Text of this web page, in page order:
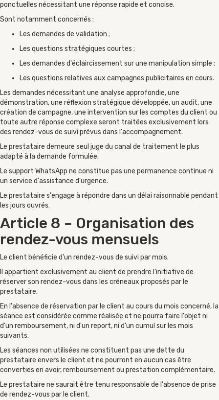
ponctuelles nécessitant une réponse rapide et concise.
Sont notamment concernés :
Les demandes de validation ;
Les questions stratégiques courtes ;
Les demandes d'éclaircissement sur une manipulation simple ;
Les questions relatives aux campagnes publicitaires en cours.
Les demandes nécessitant une analyse approfondie, une
démonstration, une réflexion stratégique développée, un audit, une
création de campagne, une intervention sur les comptes du client ou
toute autre réponse complexe seront traitées exclusivement lors
des rendez-vous de suivi prévus dans l'accompagnement.
Le prestataire demeure seul juge du canal de traitement le plus
adapté à la demande formulée.
Le support WhatsApp ne constitue pas une permanence continue ni
un service d'assistance d'urgence.
Le prestataire s'engage à répondre dans un délai raisonnable pendant
les jours ouvrés.
Article 8 – Organisation des
rendez-vous mensuels
Le client bénéficie d'un rendez-vous de suivi par mois.
Il appartient exclusivement au client de prendre l'initiative de
réserver son rendez-vous dans les créneaux proposés par le
prestataire.
En l'absence de réservation par le client au cours du mois concerné, la
séance est considérée comme réalisée et ne pourra faire l'objet ni
d'un remboursement, ni d'un report, ni d'un cumul sur les mois
suivants.
Les séances non utilisées ne constituent pas une dette du
prestataire envers le client et ne pourront en aucun cas être
converties en avoir, remboursement ou prestation complémentaire.
Le prestataire ne saurait être tenu responsable de l'absence de prise
de rendez-vous par le client.